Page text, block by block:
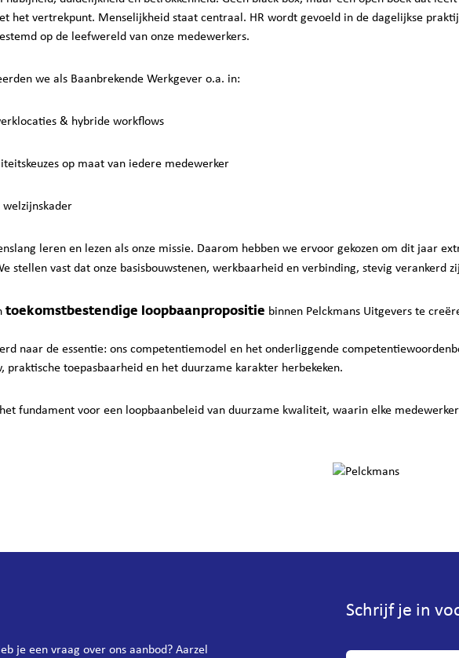
het vertrekpunt. Menselijkheid staat centraal. HR wordt gevoeld in de dagelijkse
op de leefwereld van onze medewerkers.
we als Baanbrekende Werkgever o.a. in:
& hybride workflows
op maat van iedere medewerker
welzijnskader
leren en lezen als onze missie. Daarom hebben we ervoor gekozen om dit jaar
stellen vast dat onze basisbouwstenen, werkbaarheid en verbinding, stevig verankerd
toekomstbestendige loopbaanpropositie binnen Pelckmans Uitgevers te
naar de essentie: ons competentiemodel en het onderliggende
praktische toepasbaarheid en het duurzame karakter herbekeken.
fundament voor een loopbaanbeleid van duurzame kwaliteit, waarin elke
je een vraag over ons aanbod? Aarzel
Schrijf je in